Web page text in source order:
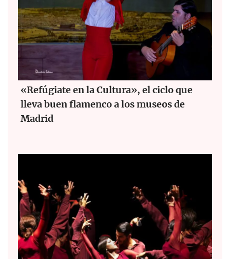
«Refúgiate en la Cultura», el ciclo que
lleva buen flamenco a los museos de
Madrid